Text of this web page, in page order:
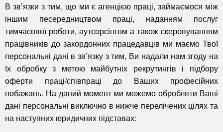
В зв’язки з тим, що ми є агенцією праці, займаємося між
іншим песередництвом праці, наданням послуг
тимчасової роботи, аутсорсінгом а також скеровуванням
працівників до закордонних працедавців ми маємо Твої
персональні дані в зв’язку з тим, Ви надали нам згоду на
їх обробку з метою майбутніх рекрутингів і підбору
оферти праці/співпраці до Ваших професійних
побажань. На даний момент ми можемо обробляти Ваші
дані персональні виключно в нижче перелічених цілях та
на наступних юридичних підставах: